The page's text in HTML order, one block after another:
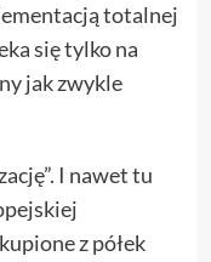
totalnej
się tylko na
jak zwykle
I nawet tu
z półek